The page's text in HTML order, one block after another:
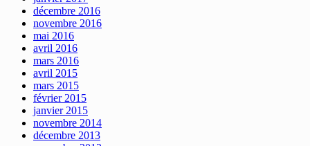
décembre 2016
novembre 2016
mai 2016
avril 2016
mars 2016
avril 2015
mars 2015
février 2015
janvier 2015
novembre 2014
décembre 2013